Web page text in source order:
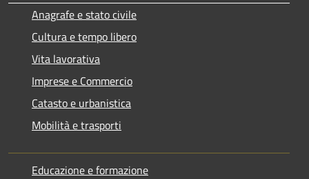
Anagrafe e stato civile
Cultura e tempo libero
Vita lavorativa
Imprese e Commercio
Catasto e urbanistica
Mobilità e trasporti
Educazione e formazione